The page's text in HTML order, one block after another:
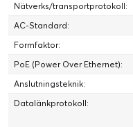
Nätverks/transportprotokoll:
AC-Standard:
Formfaktor:
PoE (Power Over Ethernet):
Anslutningsteknik:
Datalänkprotokoll: